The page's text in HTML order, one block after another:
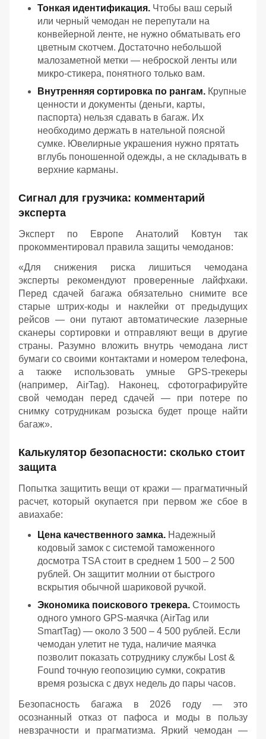
Тонкая идентификация. Чтобы ваш серый
или черный чемодан не перепутали на
конвейерной ленте, не нужно обматывать его
цветным скотчем. Достаточно небольшой
малозаметной метки — неброской ленты или
микро-стикера, понятного только вам.
Внутренняя сортировка по рангам. Крупные
ценности и документы (деньги, карты,
паспорта) нельзя сдавать в багаж. Их
необходимо держать в нательной поясной
сумке. Ювелирные украшения нужно прятать
вглубь поношенной одежды, а не складывать в
верхние карманы.
Сигнал для грузчика: комментарий
эксперта
Эксперт по Европе Анатолий Ковтун так
прокомментировал правила защиты чемоданов:
«Для снижения риска лишиться чемодана
эксперты рекомендуют проверенные лайфхаки.
Перед сдачей багажа обязательно снимите все
старые штрих-коды и наклейки от предыдущих
рейсов — они путают автоматические лазерные
сканеры сортировки и отправляют вещи в другие
страны. Разумно вложить внутрь чемодана лист
бумаги со своими контактами и номером телефона,
а также использовать умные GPS-трекеры
(например, AirTag). Наконец, сфотографируйте
свой чемодан перед сдачей — при потере по
снимку сотрудникам розыска будет проще найти
багаж».
Калькулятор безопасности: сколько стоит
защита
Попытка защитить вещи от кражи — прагматичный
расчет, который окупается при первом же сбое в
авиахабе:
Цена качественного замка. Надежный
кодовый замок с системой таможенного
досмотра TSA стоит в среднем 1 500 – 2 500
рублей. Он защитит молнии от быстрого
вскрытия обычной шариковой ручкой.
Экономика поискового трекера. Стоимость
одного умного GPS-маячка (AirTag или
SmartTag) — около 3 500 – 4 500 рублей. Если
чемодан улетит не туда, наличие маячка
позволит показать сотруднику службы Lost &
Found точную геопозицию сумки, сократив
время розыска с двух недель до пары часов.
Безопасность багажа в 2026 году — это
осознанный отказ от пафоса и моды в пользу
невзрачности и прагматизма. Яркий чемодан —